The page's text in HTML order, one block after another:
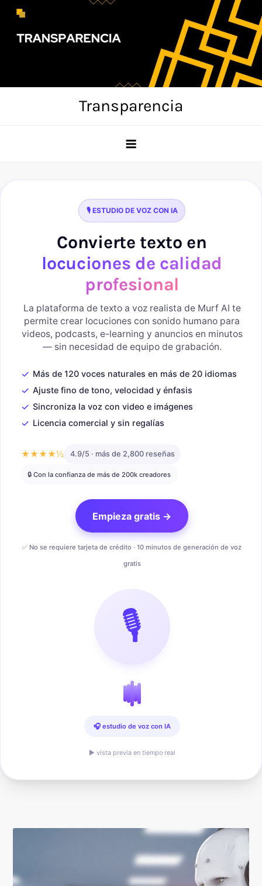
Skip
content
Transparencia
🎙️ ESTUDIO DE VOZ CON IA
Convierte texto en
locuciones de calidad
profesional
La plataforma de texto a voz realista de Murf AI te
permite crear locuciones con sonido humano para
videos, podcasts, e-learning y anuncios en minutos
— sin necesidad de equipo de grabación.
✓ Más de 120 voces naturales en más de 20 idiomas
✓ Ajuste fino de tono, velocidad y énfasis
✓ Sincroniza la voz con video e imágenes
✓ Licencia comercial y sin regalías
★★★★½ 4.9/5 · más de 2,800 reseñas
🔒 Con la confianza de más de 200k creadores
Empieza gratis →
✅ No se requiere tarjeta de crédito · 10 minutos de generación de voz
gratis
🎙️
🎧 estudio de voz con IA
▶ vista previa en tiempo real